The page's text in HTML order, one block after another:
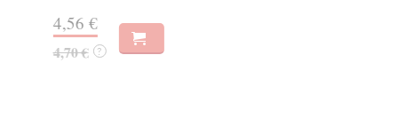
4,56 €
4,70 € ?